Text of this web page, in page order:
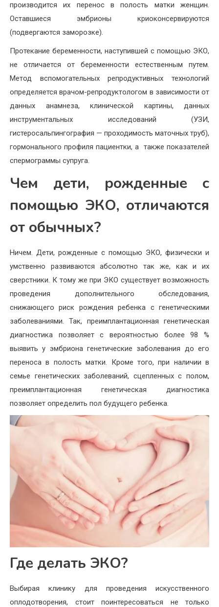
производится их перенос в полость матки женщин.
Оставшиеся эмбрионы криоконсервируются
(подвергаются заморозке).
Протекание беременности, наступившей с помощью ЭКО,
не отличается от беременности естественным путем.
Метод вспомогательных репродуктивных технологий
определяется врачом-репродуктологом в зависимости от
данных анамнеза, клинической картины, данных
инструментальных исследований (УЗИ,
гистеросальпингография — проходимость маточных труб),
гормонального профиля пациентки, а также показателей
спермограммы супруга.
Чем дети, рожденные с
помощью ЭКО, отличаются
от обычных?
Ничем. Дети, рожденные с помощью ЭКО, физически и
умственно развиваются абсолютно так же, как и их
сверстники. К тому же при ЭКО существует возможность
проведения дополнительного обследования,
снижающего риск рождения ребенка с генетическими
заболеваниями. Так, преимплантационная генетическая
диагностика позволяет с вероятностью более 98 %
выявить у эмбриона генетические заболевания до его
переноса в полость матки. Кроме того, при наличии в
семье генетических заболеваний, сцепленных с полом,
преимплантационная генетическая диагностика
позволяет определить пол будущего ребенка.
Где делать ЭКО?
Выбирая клинику для проведения искусственного
оплодотворения, стоит поинтересоваться не только